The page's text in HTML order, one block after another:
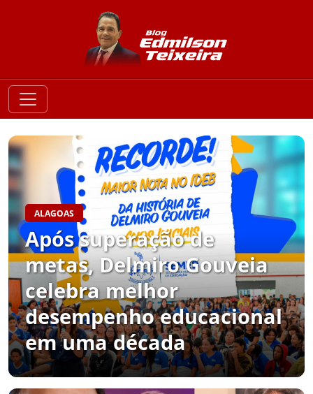
ALAGOAS
Após superação de
metas, Delmiro Gouveia
celebra melhor
desempenho educacional
em uma década